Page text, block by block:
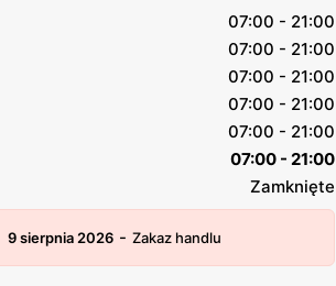
07:00 - 21:00
07:00 - 21:00
07:00 - 21:00
07:00 - 21:00
07:00 - 21:00
07:00 - 21:00
Zamknięte
9 sierpnia 2026 - Zakaz handlu